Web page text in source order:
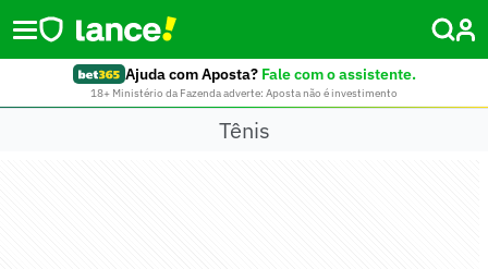
Ajuda com Aposta? Fale com o assistente.
18+ Ministério da Fazenda adverte: Aposta não é investimento
Tênis